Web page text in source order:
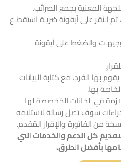
المعنية بجمع الضرائب.
النقر على أيقونة ضريبة استقطاع
والضغط على أيقونة
بها الفرد، مع كتابة البيانات
بها.
في الخانات المُخصصة لها.
سوف تصل رسالة لاستلامه
من الفاتورة والإقرار المُقدم.
كل الدعم والخدمات التي
بأفضل الطرق.